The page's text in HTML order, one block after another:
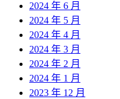
2024 年 6 月
2024 年 5 月
2024 年 4 月
2024 年 3 月
2024 年 2 月
2024 年 1 月
2023 年 12 月